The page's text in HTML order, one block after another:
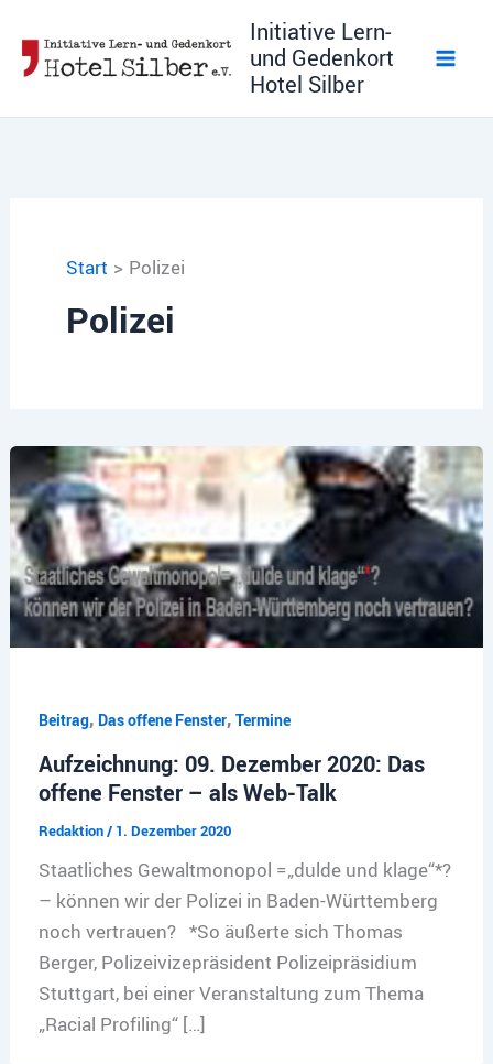
Inhalt
springen
Initiative Lern-
und Gedenkort
Hotel Silber
Start Polizei
Polizei
Beitrag, Das offene Fenster, Termine
Aufzeichnung: 09. Dezember 2020: Das
offene Fenster – als Web-Talk
Redaktion/ 1. Dezember 2020
Staatliches Gewaltmonopol =„dulde und klage“*?
– können wir der Polizei in Baden-Württemberg
noch vertrauen? *So äußerte sich Thomas
Berger, Polizeivizepräsident Polizeipräsidium
Stuttgart, bei einer Veranstaltung zum Thema
„Racial Profiling“ […]